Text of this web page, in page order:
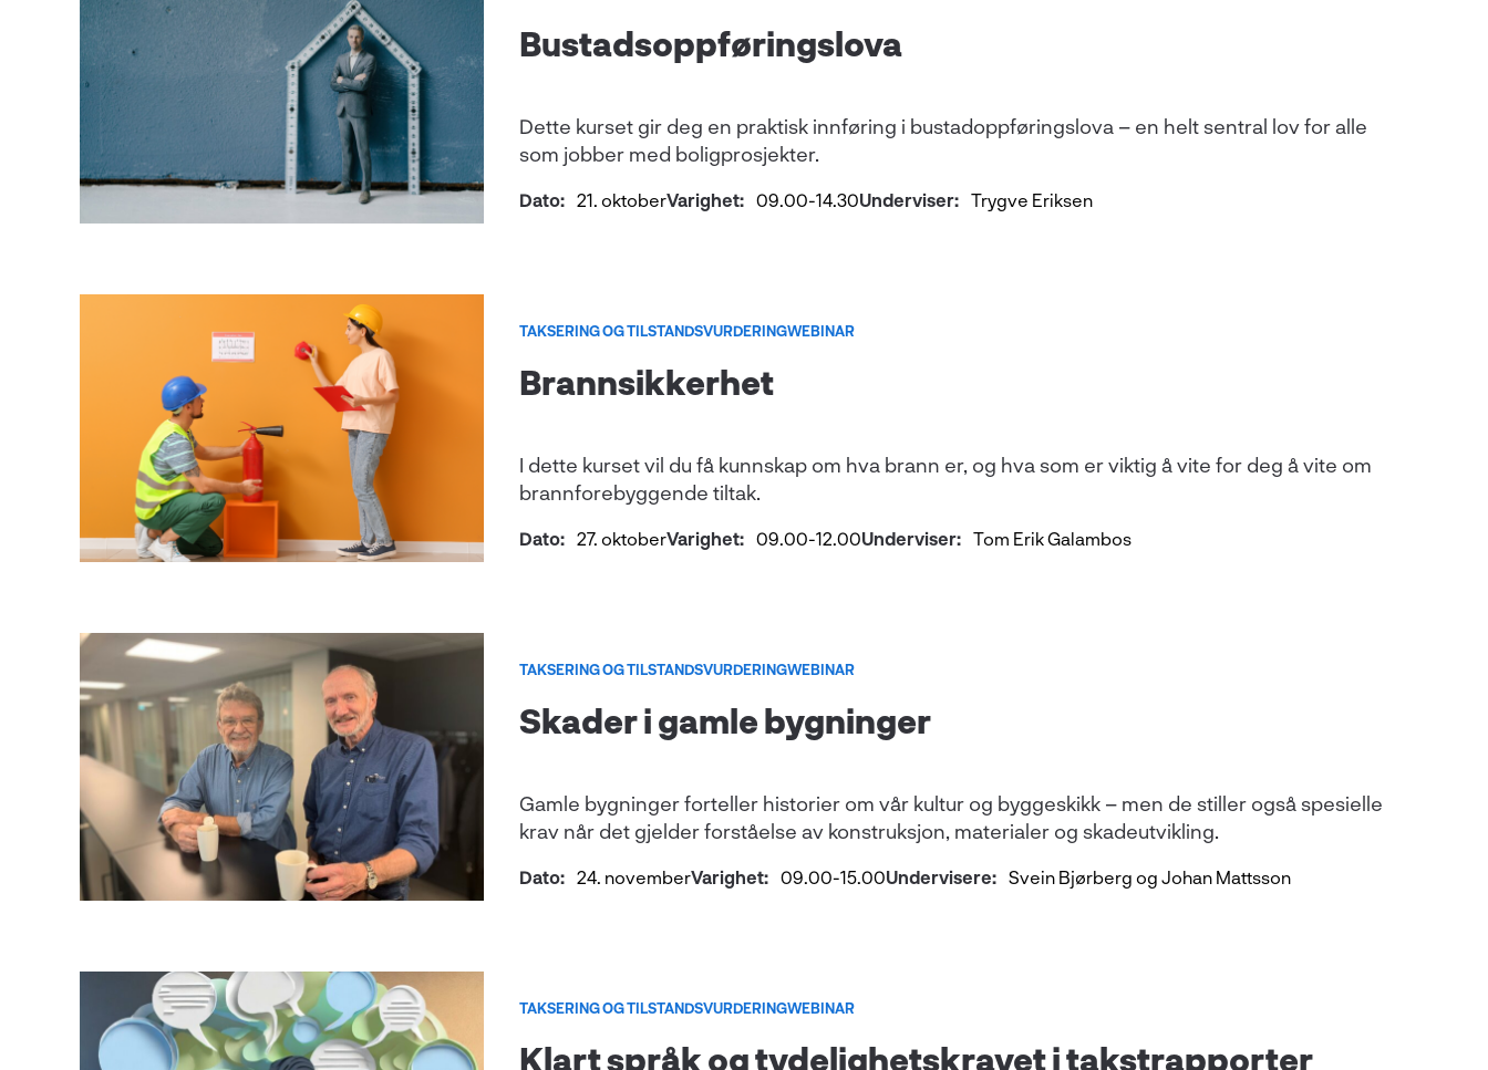
Bustadsoppføringslova
Dette kurset gir deg en praktisk innføring i bustadoppføringslova – en helt sentral lov for alle
som jobber med boligprosjekter.
Dato: 21. oktoberVarighet: 09.00-14.30Underviser: Trygve Eriksen
TAKSERING OG TILSTANDSVURDERINGWEBINAR
Brannsikkerhet
I dette kurset vil du få kunnskap om hva brann er, og hva som er viktig å vite for deg å vite om
brannforebyggende tiltak.
Dato: 27. oktoberVarighet: 09.00-12.00Underviser: Tom Erik Galambos
TAKSERING OG TILSTANDSVURDERINGWEBINAR
Skader i gamle bygninger
Gamle bygninger forteller historier om vår kultur og byggeskikk – men de stiller også spesielle
krav når det gjelder forståelse av konstruksjon, materialer og skadeutvikling.
Dato: 24. novemberVarighet: 09.00-15.00Undervisere: Svein Bjørberg og Johan Mattsson
TAKSERING OG TILSTANDSVURDERINGWEBINAR
Klart språk og tydelighetskravet i takstrapporter